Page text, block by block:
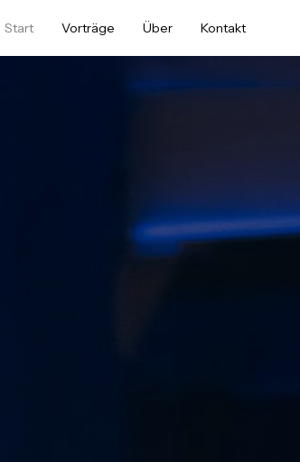
Start Vorträge Über Kontakt